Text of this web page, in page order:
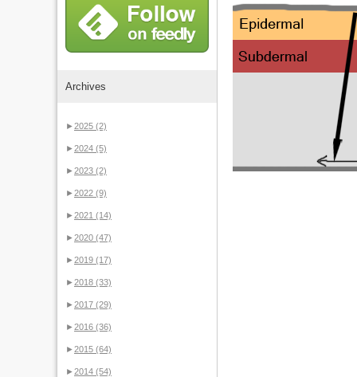
Archives
►2025 (2)
►2024 (5)
►2023 (2)
►2022 (9)
►2021 (14)
►2020 (47)
►2019 (17)
►2018 (33)
►2017 (29)
►2016 (36)
►2015 (64)
►2014 (54)